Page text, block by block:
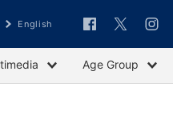
English
Age Group